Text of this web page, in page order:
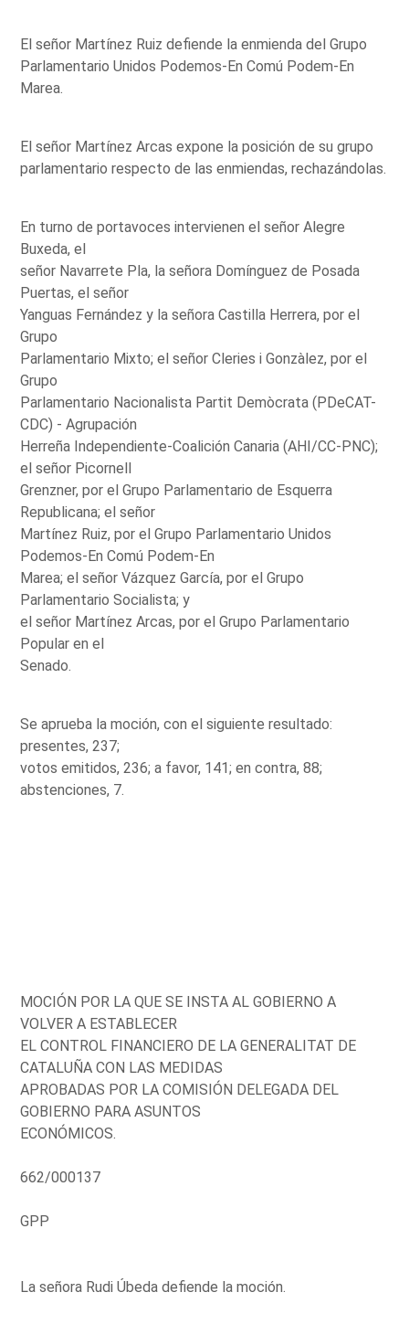
El señor Martínez Ruiz defiende la enmienda del Grupo
Parlamentario Unidos Podemos-En Comú Podem-En
Marea.
El señor Martínez Arcas expone la posición de su grupo
parlamentario respecto de las enmiendas, rechazándolas.
En turno de portavoces intervienen el señor Alegre
Buxeda, el
señor Navarrete Pla, la señora Domínguez de Posada
Puertas, el señor
Yanguas Fernández y la señora Castilla Herrera, por el
Grupo
Parlamentario Mixto; el señor Cleries i Gonzàlez, por el
Grupo
Parlamentario Nacionalista Partit Demòcrata (PDeCAT-
CDC) - Agrupación
Herreña Independiente-Coalición Canaria (AHI/CC-PNC);
el señor Picornell
Grenzner, por el Grupo Parlamentario de Esquerra
Republicana; el señor
Martínez Ruiz, por el Grupo Parlamentario Unidos
Podemos-En Comú Podem-En
Marea; el señor Vázquez García, por el Grupo
Parlamentario Socialista; y
el señor Martínez Arcas, por el Grupo Parlamentario
Popular en el
Senado.
Se aprueba la moción, con el siguiente resultado:
presentes, 237;
votos emitidos, 236; a favor, 141; en contra, 88;
abstenciones, 7.
MOCIÓN POR LA QUE SE INSTA AL GOBIERNO A
VOLVER A ESTABLECER
EL CONTROL FINANCIERO DE LA GENERALITAT DE
CATALUÑA CON LAS MEDIDAS
APROBADAS POR LA COMISIÓN DELEGADA DEL
GOBIERNO PARA ASUNTOS
ECONÓMICOS.
662/000137
GPP
La señora Rudi Úbeda defiende la moción.